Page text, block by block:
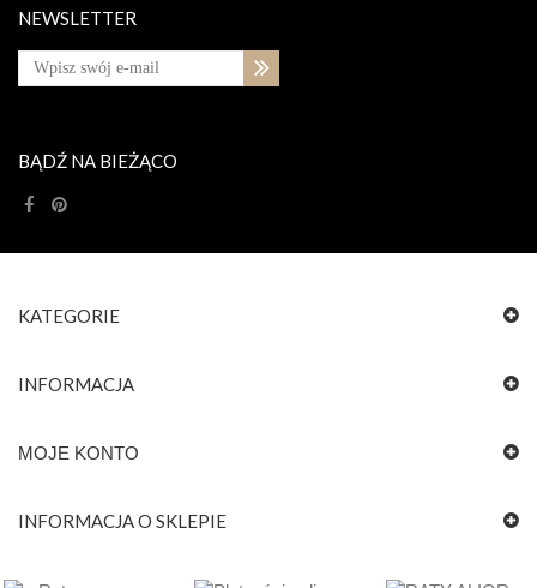
NEWSLETTER
BĄDŹ NA BIEŻĄCO
KATEGORIE
INFORMACJA
MOJE KONTO
INFORMACJA O SKLEPIE